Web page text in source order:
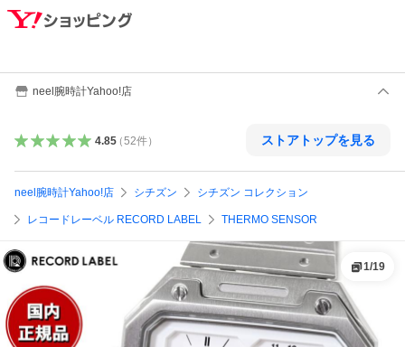
neel腕時計Yahoo!店
4.85（52件） ストアトップを見る
neel腕時計Yahoo!店 シチズン シチズン コレクション
レコードレーベル RECORD LABEL THERMO SENSOR
1/19